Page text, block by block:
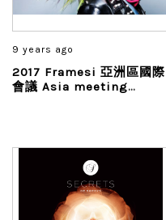
9 years ago
2017 Framesi 亞洲區國際
會議 Asia meeting